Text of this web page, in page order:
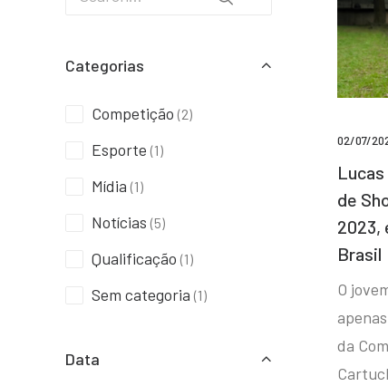
Categorias
Competição (2)
Esporte (1)
Mídia (1)
Notícias (5)
Qualificação (1)
Sem categoria (1)
Data
02/07/
de
2023,
Brasil
O
da